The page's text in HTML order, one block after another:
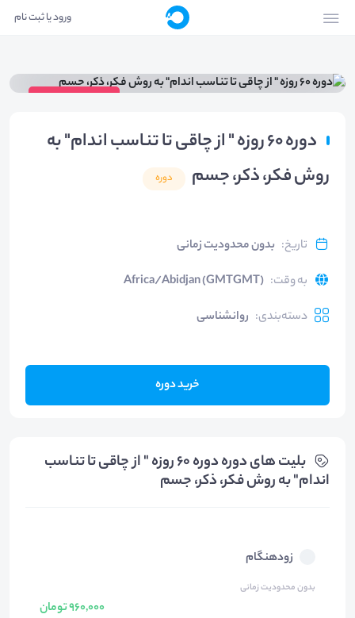
ورود یا ثبت نام
دوره 60 روزه " از چاقی تا تناسب اندام" به
روش فکر، ذکر، جسم
دوره
تاریخ: بدون محدودیت زمانی
به وقت:
Africa/Abidjan (GMTGMT)
دسته‌بندی: روانشناسی
خرید دوره
بلیت های دوره دوره 60 روزه " از چاقی تا تناسب
اندام" به روش فکر، ذکر، جسم
زودهنگام
بدون محدودیت زمانی
960,000 تومان